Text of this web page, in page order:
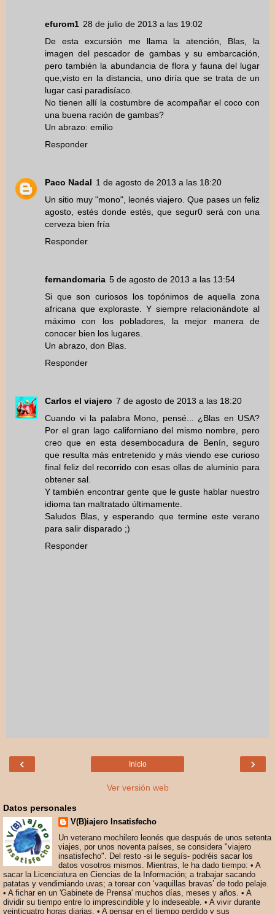
efurom1 28 de julio de 2013 a las 19:02
De esta excursión me llama la atención, Blas, la
imagen del pescador de gambas y su embarcación,
pero también la abundancia de flora y fauna del lugar
que,visto en la distancia, uno diría que se trata de un
lugar casi paradisíaco.
No tienen allí la costumbre de acompañar el coco con
una buena ración de gambas?
Un abrazo: emilio
Responder
Paco Nadal 1 de agosto de 2013 a las 18:20
Un sitio muy "mono", leonés viajero. Que pases un feliz
agosto, estés donde estés, que segur0 será con una
cerveza bien fría
Responder
fernandomaria 5 de agosto de 2013 a las 13:54
Si que son curiosos los topónimos de aquella zona
africana que exploraste. Y siempre relacionándote al
máximo con los pobladores, la mejor manera de
conocer bien los lugares.
Un abrazo, don Blas.
Responder
Carlos el viajero 7 de agosto de 2013 a las 18:20
Cuando vi la palabra Mono, pensé... ¿Blas en USA?
Por el gran lago californiano del mismo nombre, pero
creo que en esta desembocadura de Benín, seguro
que resulta más entretenido y más viendo ese curioso
final feliz del recorrido con esas ollas de aluminio para
obtener sal.
Y también encontrar gente que le guste hablar nuestro
idioma tan maltratado últimamente.
Saludos Blas, y esperando que termine este verano
para salir disparado ;)
Responder
‹ ›
Inicio
Ver versión web
Datos personales
V(B)iajero Insatisfecho
Un veterano mochilero leonés que después de unos setenta
viajes, por unos noventa países, se considera "viajero
insatisfecho". Del resto -si le seguís- podréis sacar los
datos vosotros mismos. Mientras, le ha dado tiempo: • A
sacar la Licenciatura en Ciencias de la Información; a trabajar sacando
patatas y vendimiando uvas; a torear con ‘vaquillas bravas’ de todo pelaje.
• A fichar en un 'Gabinete de Prensa' muchos días, meses y años. • A
dividir su tiempo entre lo imprescindible y lo indeseable. • A vivir durante
veinticuatro horas diarias. • A pensar en el tiempo perdido y sus